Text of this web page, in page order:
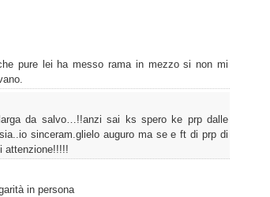
pure lei ha messo rama in mezzo si non mi
da salvo…!!anzi sai ks spero ke prp dalle
sinceram.glielo auguro ma se e ft di prp di
attenzione!!!!!
in persona